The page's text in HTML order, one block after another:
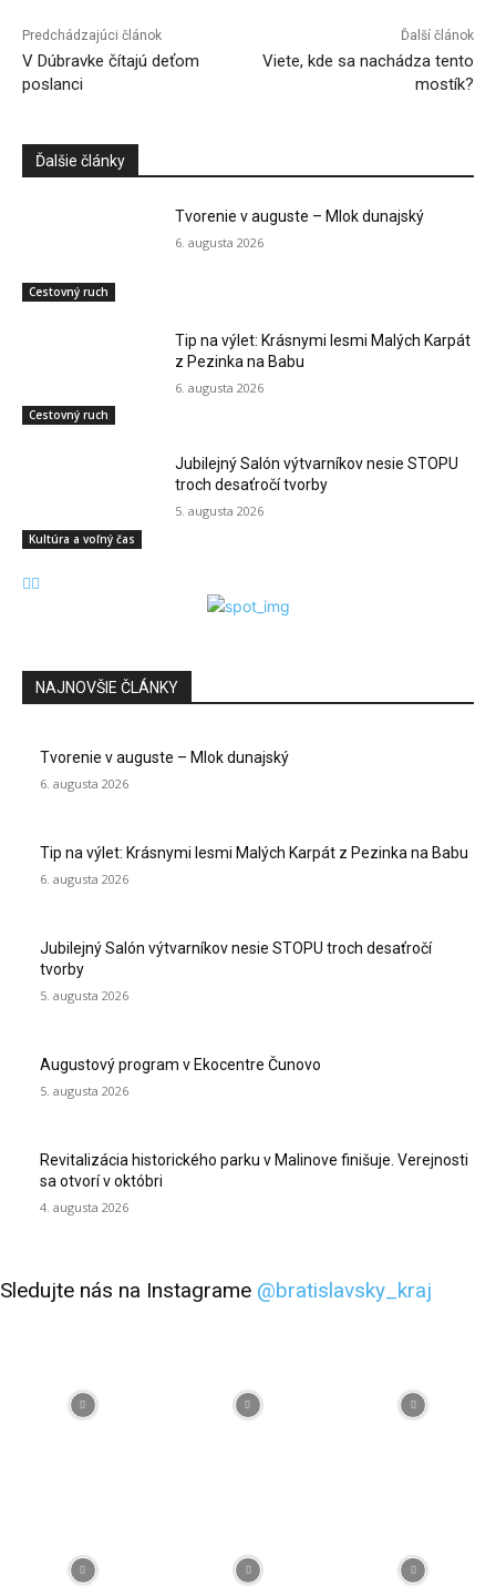
Predchádzajúci článok
V Dúbravke čítajú deťom
poslanci
Ďalší článok
Viete, kde sa nachádza tento
mostík?
Ďalšie články
Cestovný ruch
Tvorenie v auguste – Mlok dunajský
6. augusta 2026
Cestovný ruch
Tip na výlet: Krásnymi lesmi Malých Karpát
z Pezinka na Babu
6. augusta 2026
Kultúra a voľný čas
Jubilejný Salón výtvarníkov nesie STOPU
troch desaťročí tvorby
5. augusta 2026
NAJNOVŠIE ČLÁNKY
Tvorenie v auguste – Mlok dunajský
6. augusta 2026
Tip na výlet: Krásnymi lesmi Malých Karpát z Pezinka na Babu
6. augusta 2026
Jubilejný Salón výtvarníkov nesie STOPU troch desaťročí
tvorby
5. augusta 2026
Augustový program v Ekocentre Čunovo
5. augusta 2026
Revitalizácia historického parku v Malinove finišuje. Verejnosti
sa otvorí v októbri
4. augusta 2026
Sledujte nás na Instagrame @bratislavsky_kraj